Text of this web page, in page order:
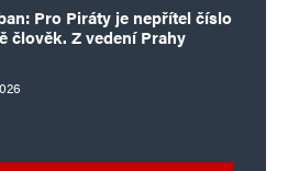
Pro Piráty je nepřítel číslo
člověk. Z vedení Prahy